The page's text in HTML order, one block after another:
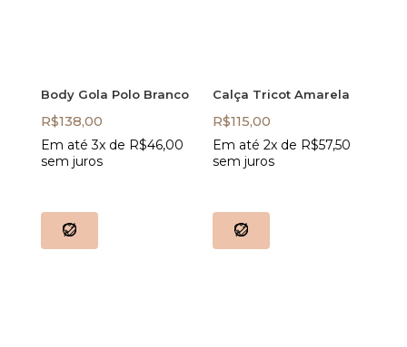
Body Gola Polo Branco
R$138,00
Em até 3x de R$46,00
sem juros
Calça Tricot Amarela
R$115,00
Em até 2x de R$57,50
sem juros